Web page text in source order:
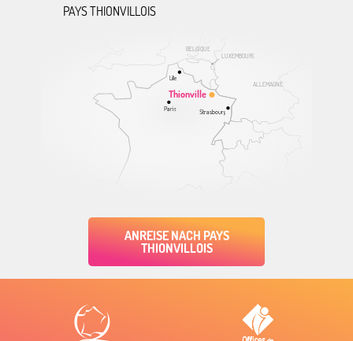
ALLEMAGNE
BELGIQUE
LUXEMBOURG
Thionville
Lille
Paris Strasbourg
PAYS THIONVILLOIS
ANREISE NACH PAYS
THIONVILLOIS